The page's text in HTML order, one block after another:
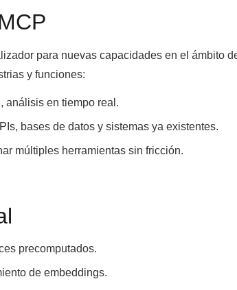
para nuevas capacidades en el ámbito
y funciones:
análisis en tiempo real.
bases de datos y sistemas ya existentes.
múltiples herramientas sin fricción.
precomputados.
de embeddings.